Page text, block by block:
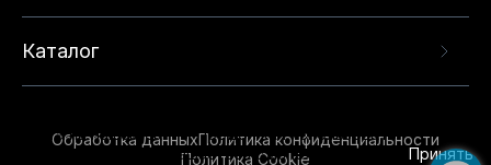
Каталог
Обработка данныхПолитика конфиденциальности
Политика Cookie
опыта на нашем сайте. Продолжая использовать
данный сайт, вы соглашаетесь с использованием
Принять